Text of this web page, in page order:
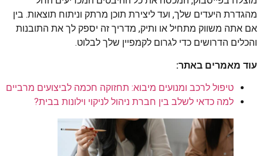
מהגדרת היעדים שלך, ועד ליצירת תוכן מרתק וניתוח תוצאות. בין
אם אתה משווק מתחיל או ותיק, מדריך זה יספק לך את התובנות
והכלים הדרושים כדי לגרום לקמפיין שלך לבלוט.
עוד מאמרים באתר:
טיפול לרכב ומנועים מיבוא: תחזוקה חכמה לביצועים מרביים
למה כדאי לשלב בין חברת ניהול לניקוי וילונות בבית?